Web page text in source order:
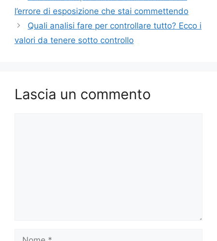
l’errore di esposizione che stai commettendo
Quali analisi fare per controllare tutto? Ecco i
valori da tenere sotto controllo
Lascia un commento